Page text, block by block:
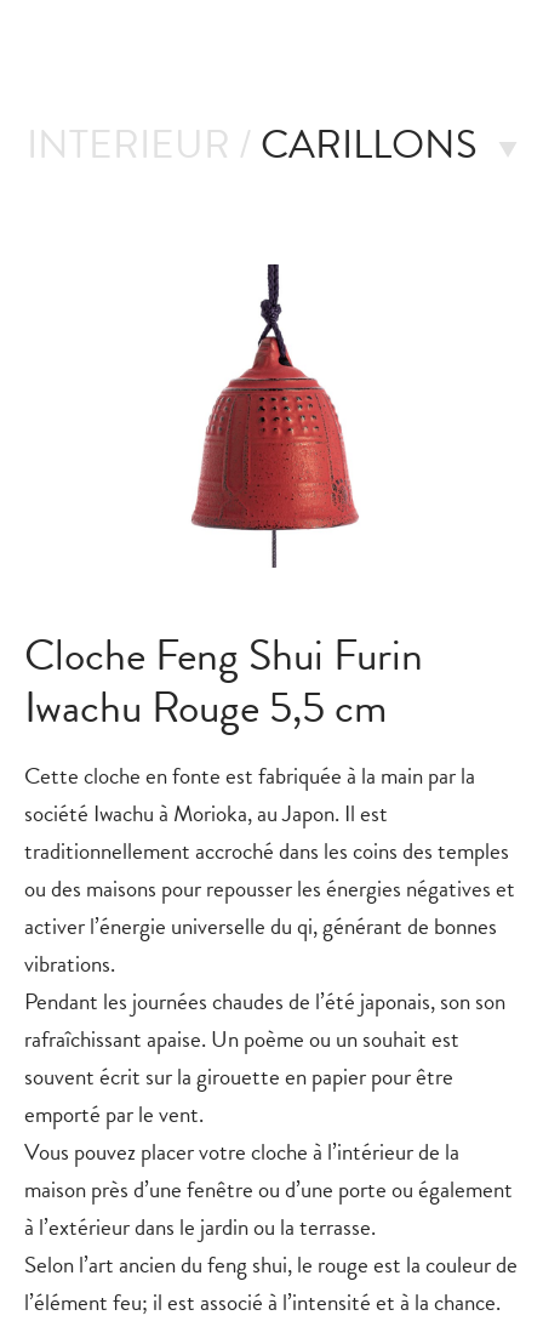
INTERIEUR / CARILLONS
Cloche Feng Shui Furin
Iwachu Rouge 5,5 cm
Cette cloche en fonte est fabriquée à la main par la
société Iwachu à Morioka, au Japon. Il est
traditionnellement accroché dans les coins des temples
ou des maisons pour repousser les énergies négatives et
activer l’énergie universelle du qi, générant de bonnes
vibrations.
Pendant les journées chaudes de l’été japonais, son son
rafraîchissant apaise. Un poème ou un souhait est
souvent écrit sur la girouette en papier pour être
emporté par le vent.
Vous pouvez placer votre cloche à l’intérieur de la
maison près d’une fenêtre ou d’une porte ou également
à l’extérieur dans le jardin ou la terrasse.
Selon l’art ancien du feng shui, le rougeest la couleur de
l’élément feu; il est associé à l’intensité et à la chance.